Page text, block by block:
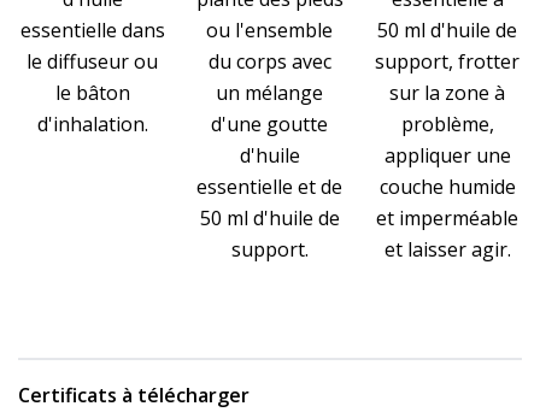
essentielle dans
le diffuseur ou
le bâton
d'inhalation.
ou l'ensemble
du corps avec
un mélange
d'une goutte
d'huile
essentielle et de
50 ml d'huile de
support.
50 ml d'huile de
support, frotter
sur la zone à
problème,
appliquer une
couche humide
et imperméable
et laisser agir.
Certificats à télécharger